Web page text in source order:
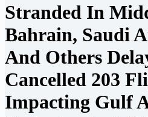
Stranded In
Bahrain, Saudi
And Others
Cancelled 203
Impacting Gulf